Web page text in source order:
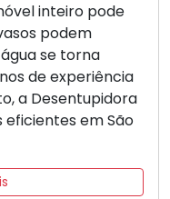
inteiro pode
podem
se torna
de experiência
a Desentupidora
eficientes em São